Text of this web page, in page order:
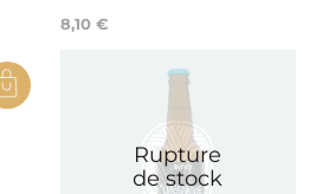
8,10 €
Rupture
de stock